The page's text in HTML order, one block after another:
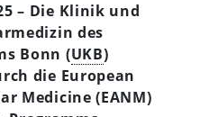
– Die Klinik und
des
Bonn (UKB)
die European
Medicine (EANM)